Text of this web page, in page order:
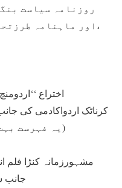
روزنامہ سیاست
اور ماہنامہ طرزتحریر بنگلورکے مدیراعلیٰ ہیں،
’’اختراع ‘‘اردومنچ
کرناٹک اردواکادمی کی
(یہ فہرست بہت طویل ہے۔ اورتفصیل طلب ہے)
مشہورزمانہ کنڑا